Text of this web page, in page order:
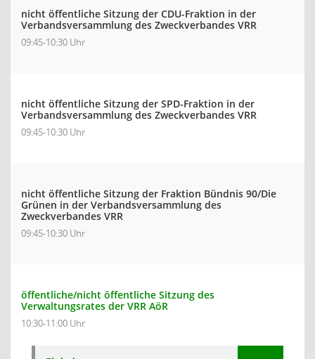
nicht öffentliche Sitzung der CDU-Fraktion in der
Verbandsversammlung des Zweckverbandes VRR
09:45-10:30 Uhr
nicht öffentliche Sitzung der SPD-Fraktion in der
Verbandsversammlung des Zweckverbandes VRR
09:45-10:30 Uhr
nicht öffentliche Sitzung der Fraktion Bündnis 90/Die
Grünen in der Verbandsversammlung des
Zweckverbandes VRR
09:45-10:30 Uhr
öffentliche/nicht öffentliche Sitzung des
Verwaltungsrates der VRR AöR
10:30-11:00 Uhr